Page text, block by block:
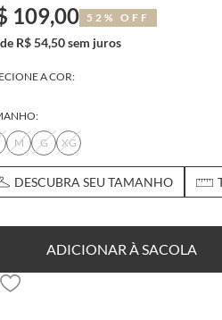
109,00 52% OFF
R$ 54,50 sem juros
A COR:
M G XG
DESCUBRA SEU TAMANHO
ADICIONAR À SACOLA